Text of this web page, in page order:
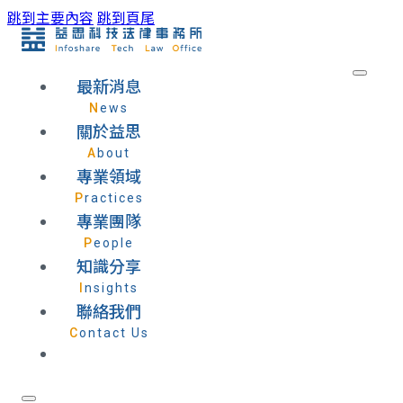
跳到主要內容 跳到頁尾
最新消息
News
關於益思
About
專業領域
Practices
專業團隊
People
知識分享
Insights
聯絡我們
Contact Us